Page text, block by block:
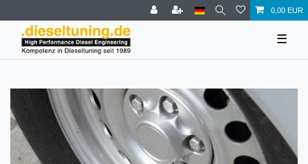
0,00 EUR
☰